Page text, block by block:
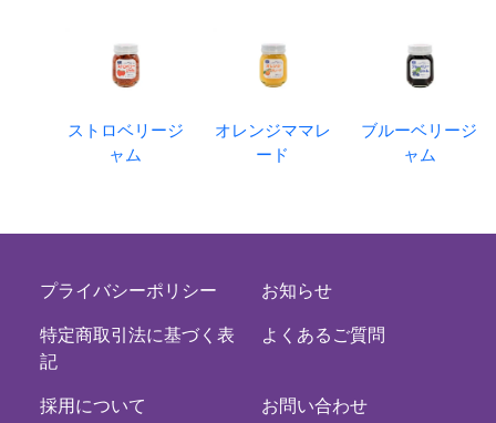
ストロベリージ
ャム
オレンジママレ
ード
ブルーベリージ
ャム
プライバシーポリシー お知らせ
特定商取引法に基づく表
記
よくあるご質問
採用について お問い合わせ